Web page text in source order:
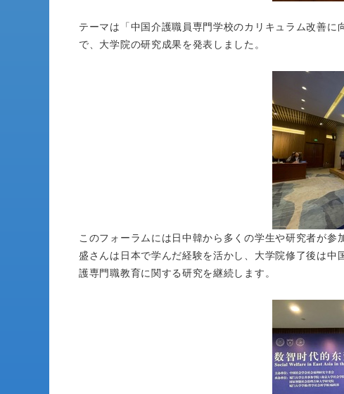
テーマは「中国介護職員専門学校のカリキュラム改善
で、大学院の研究成果を発表しました。
このフォーラムには日中韓から多くの学生や研究者が参
盛さんは日本で学んだ経験を活かし、大学院修了後は
護専門職教育に関する研究を継続します。